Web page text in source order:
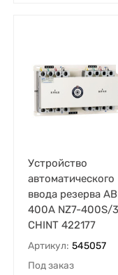
Устройство
автоматического
ввода резерва
400А NZ7-400S/
CHINT 422177
Артикул: 545057
Под заказ